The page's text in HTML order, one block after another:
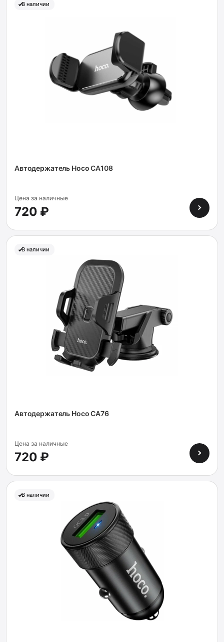
В наличии
Автодержатель Hoco CA108
Цена за наличные
720 ₽
В наличии
Автодержатель Hoco CA76
Цена за наличные
720 ₽
В наличии